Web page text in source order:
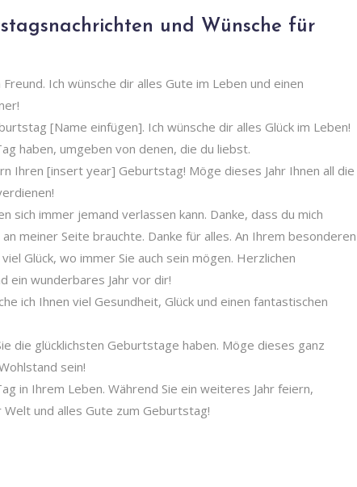
und Wünsche für
Ich wünsche dir alles Gute im Leben und einen
[Name einfügen]. Ich wünsche dir alles Glück im Leben!
haben, umgeben von denen, die du liebst.
Ihren [insert year] Geburtstag! Möge dieses Jahr Ihnen all die
sich immer jemand verlassen kann. Danke, dass du mich
meiner Seite brauchte. Danke für alles. An Ihrem besonderen
Glück, wo immer Sie auch sein mögen. Herzlichen
ein wunderbares Jahr vor dir!
ich Ihnen viel Gesundheit, Glück und einen fantastischen
die glücklichsten Geburtstage haben. Möge dieses ganz
sein!
in Ihrem Leben. Während Sie ein weiteres Jahr feiern,
und alles Gute zum Geburtstag!